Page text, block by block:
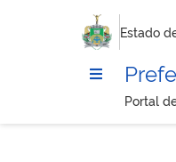
Estado
Portal